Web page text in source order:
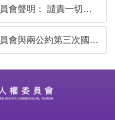
一切形式暴力行為，呼籲落實國際人權公約
審查委員座談 陳菊：將努力監督並與行政部門協作，提升臺灣人權，接軌國際標準